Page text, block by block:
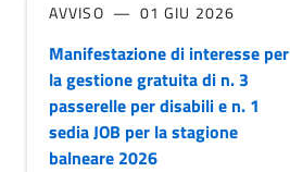
AVVISO 01 GIU 2026
Manifestazione di interesse per
la gestione gratuita di n. 3
passerelle per disabili e n. 1
sedia JOB per la stagione
balneare 2026